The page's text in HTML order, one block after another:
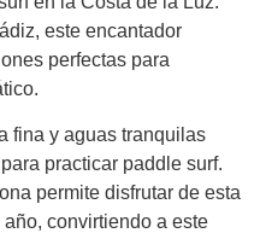
este encantador
perfectas para
fina y aguas tranquilas
practicar paddle surf.
permite disfrutar de esta
convirtiendo a este